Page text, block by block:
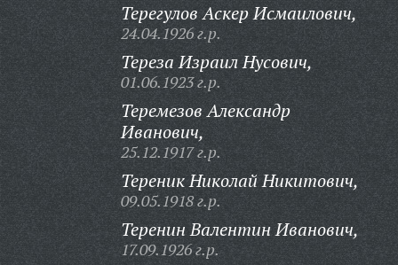
Терегулов Аскер Исмаилович,
24.04.1926 г.р.
Тереза Израил Нусович,
01.06.1923 г.р.
Теремезов Александр
Иванович,
25.12.1917 г.р.
Тереник Николай Никитович,
09.05.1918 г.р.
Теренин Валентин Иванович,
17.09.1926 г.р.